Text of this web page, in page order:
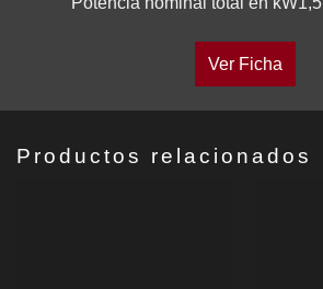
Ver Ficha
Productos relacionados